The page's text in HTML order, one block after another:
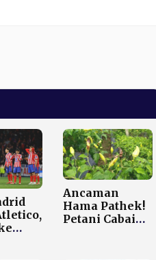
Ancaman
Hama Pathek!
Petani Cabai